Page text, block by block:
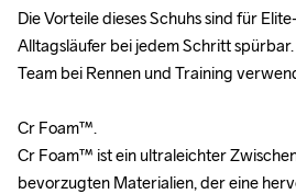
Die Vorteile dieses Schuhs sind für
Alltagsläufer bei jedem Schritt
Team bei Rennen und Training
Cr Foam™.
Cr Foam™ ist ein ultraleichter
bevorzugten Materialien, der eine
Die Vorteile dieses Schuhs sind für
Alltagsläufer bei jedem Schritt
Team bei Rennen und Training
Cr Foam™.
Cr Foam™ ist ein ultraleichter
bevorzugten Materialien, der eine